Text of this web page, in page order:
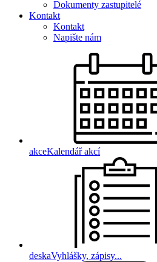
Dokumenty zastupitelé
Kontakt
Kontakt
Napište nám
akceKalendář akcí
deskaVyhlášky, zápisy...